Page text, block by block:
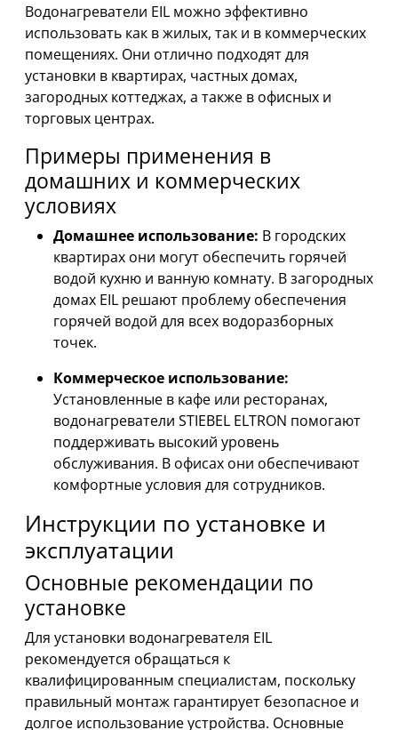
Водонагреватели EIL можно эффективно
использовать как в жилых, так и в коммерческих
помещениях. Они отлично подходят для
установки в квартирах, частных домах,
загородных коттеджах, а также в офисных и
торговых центрах.
Примеры применения в
домашних и коммерческих
условиях
Домашнее использование: В городских
квартирах они могут обеспечить горячей
водой кухню и ванную комнату. В загородных
домах EIL решают проблему обеспечения
горячей водой для всех водоразборных
точек.
Коммерческое использование:
Установленные в кафе или ресторанах,
водонагреватели STIEBEL ELTRON помогают
поддерживать высокий уровень
обслуживания. В офисах они обеспечивают
комфортные условия для сотрудников.
Инструкции по установке и
эксплуатации
Основные рекомендации по
установке
Для установки водонагревателя EIL
рекомендуется обращаться к
квалифицированным специалистам, поскольку
правильный монтаж гарантирует безопасное и
долгое использование устройства. Основные